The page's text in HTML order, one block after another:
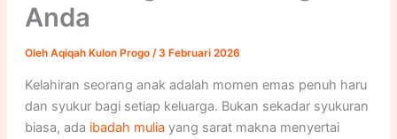
Anda
Oleh Aqiqah Kulon Progo /3 Februari 2026
Kelahiran seorang anak adalah momen emas penuh haru
dan syukur bagi setiap keluarga. Bukan sekadar syukuran
biasa, ada ibadah mulia yang sarat makna menyertai